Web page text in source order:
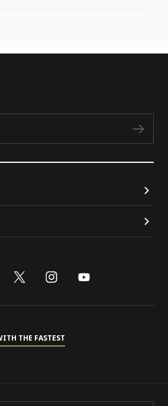
ติดต
x-twitter
instagram
youtube
THE FASTEST